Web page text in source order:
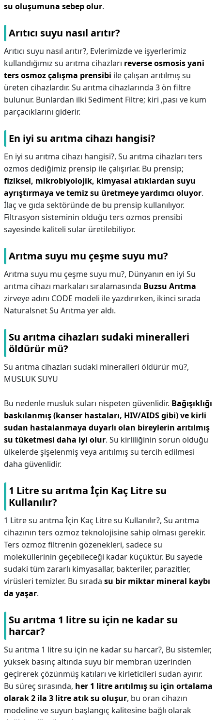
su oluşumuna sebep olur.
Arıtıcı suyu nasıl arıtır?
Arıtıcı suyu nasıl arıtır?, Evlerimizde ve işyerlerimiz
kullandığımız su arıtma cihazları reverse osmosis yani
ters osmoz çalışma prensibi ile çalışan arıtılmış su
üreten cihazlardır. Su arıtma cihazlarında 3 ön filtre
bulunur. Bunlardan ilki Sediment Filtre; kiri ,pası ve kum
parçacıklarını giderir.
En iyi su arıtma cihazı hangisi?
En iyi su arıtma cihazı hangisi?, Su arıtma cihazları ters
ozmos dediğimiz prensip ile çalışırlar. Bu prensip;
fiziksel, mikrobiyolojik, kimyasal atıklardan suyu
ayrıştırmaya ve temiz su üretmeye yardımcı oluyor.
İlaç ve gıda sektöründe de bu prensip kullanılıyor.
Filtrasyon sisteminin olduğu ters ozmos prensibi
sayesinde kaliteli sular üretilebiliyor.
Arıtma suyu mu çeşme suyu mu?
Arıtma suyu mu çeşme suyu mu?, Dünyanın en iyi Su
arıtma cihazı markaları sıralamasında Buzsu Arıtma
zirveye adını CODE modeli ile yazdırırken, ikinci sırada
Naturalsnet Su Arıtma yer aldı.
Su arıtma cihazları sudaki mineralleri
öldürür mü?
Su arıtma cihazları sudaki mineralleri öldürür mü?,
MUSLUK SUYU
Bu nedenle musluk suları nispeten güvenlidir. Bağışıklığı
baskılanmış (kanser hastaları, HIV/AIDS gibi) ve kirli
sudan hastalanmaya duyarlı olan bireylerin arıtılmış
su tüketmesi daha iyi olur. Su kirliliğinin sorun olduğu
ülkelerde şişelenmiş veya arıtılmış su tercih edilmesi
daha güvenlidir.
1 Litre su arıtma İçin Kaç Litre su
Kullanılır?
1 Litre su arıtma İçin Kaç Litre su Kullanılır?, Su arıtma
cihazının ters ozmoz teknolojisine sahip olması gerekir.
Ters ozmoz filtrenin gözenekleri, sadece su
moleküllerinin geçebileceği kadar küçüktür. Bu sayede
sudaki tüm zararlı kimyasallar, bakteriler, parazitler,
virüsleri temizler. Bu sırada su bir miktar mineral kaybı
da yaşar.
Su arıtma 1 litre su için ne kadar su
harcar?
Su arıtma 1 litre su için ne kadar su harcar?, Bu sistemler,
yüksek basınç altında suyu bir membran üzerinden
geçirerek çözünmüş katıları ve kirleticileri sudan ayırır.
Bu süreç sırasında, her 1 litre arıtılmış su için ortalama
olarak 2 ila 3 litre atık su oluşur, bu oran cihazın
modeline ve suyun başlangıç kalitesine bağlı olarak